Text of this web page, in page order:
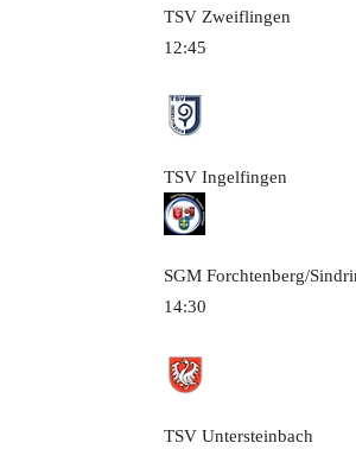
TSV Zweiflingen
12:45
TSV Ingelfingen
SGM Forchtenberg/
14:30
TSV Untersteinbach